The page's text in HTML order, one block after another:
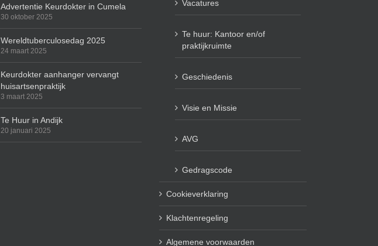
Advertentie Keurdokter in Cumela
30 oktober 2025
Wereldtuberculosedag 2025
24 maart 2025
Keurdokter aanhanger vervangt
huisartsenpraktijk
3 maart 2025
Te Huur in Andijk
20 januari 2025
Vacatures
Te huur: Kantoor en/of
praktijkruimte
Geschiedenis
Visie en Missie
AVG
Gedragscode
Cookieverklaring
Klachtenregeling
Algemene voorwaarden